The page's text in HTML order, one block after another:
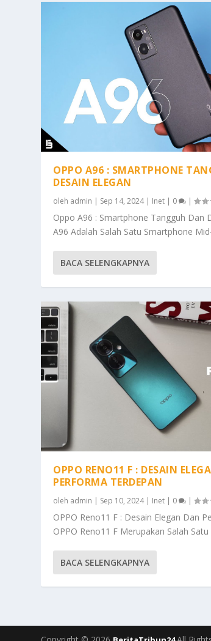
OPPO A96 : SMARTPHONE
DESAIN ELEGAN
oleh admin | Sep 14, 2024| Inet | 0 |
Oppo A96 : Smartphone Tangguh Dan
A96 Adalah Salah Satu Smartphone
BACA SELENGKAPNYA
OPPO RENO11 F : DESAIN
PERFORMA TERDEPAN
oleh admin | Sep 10, 2024| Inet | 0 |
OPPO Reno11 F : Desain Elegan Dan
OPPO Reno11 F Merupakan Salah
BACA SELENGKAPNYA